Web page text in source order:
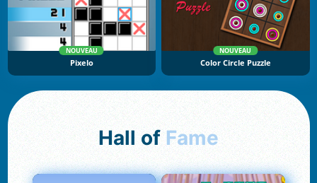
NOUVEAU
Pixelo
NOUVEAU
Color Circle Puzzle
Hall of Fame